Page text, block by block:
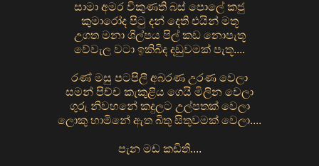
සාමා අමර විකුණති බස් පොලේ කජු
කුමාරෝද පිටු දන් දෙති එයින් මතූ
උගත මනා ශිල්පය පිල් කඩ නොපැතූ
වේවැල වටා ඉකිබිද දඩුවමක් පැතූ....
රණ් මසු පටපිලී අබරණ උරණ වෙලා
සමන් පිච්ච කැකුළිය ගෙයි මිලින වෙලා
ගුරු නිවහනේ කදුලට උල්පතක් වෙලා
ලොකු හාමිනේ ඇත බිතු සිතුවමක් වෙලා....
පැන මඩ කඩිති....